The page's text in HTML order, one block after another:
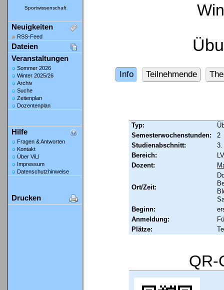
Sportwissenschaft
Neuigkeiten
RSS-Feed
Dateien
Veranstaltungen
Sommer 2026
Winter 2025/26
Archiv
Suche
Zeitenplan
Dozentenplan
Hilfe
Fragen & Antworten
Kontakt
Über ViLI
Impressum
Datenschutzhinweise
Drucken
Info Teilnehmende
Typ:
Semesterwochenstunden:
2
Studienabschnitt:
3.
Bereich:
Dozent:
Ort/Zeit:
Beginn:
Anmeldung:
Plätze:
QR-